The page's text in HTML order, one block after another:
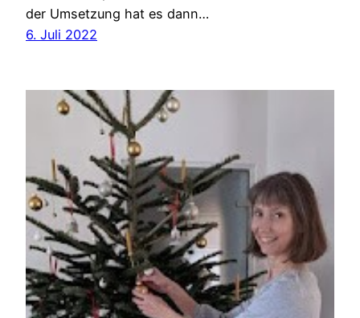
der Umsetzung hat es dann…
6. Juli 2022